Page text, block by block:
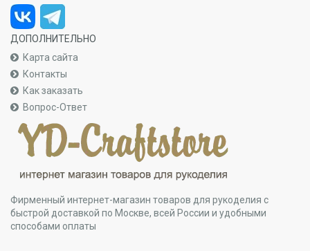
ДОПОЛНИТЕЛЬНО
Карта сайта
Контакты
Как заказать
Вопрос-Ответ
Фирменный интернет-магазин товаров для рукоделия с
быстрой доставкой по Москве, всей России и удобными
способами оплаты